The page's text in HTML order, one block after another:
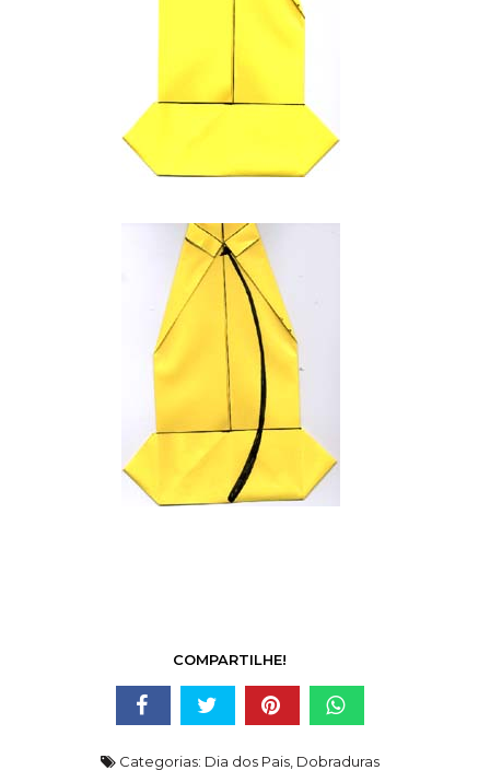
COMPARTILHE!
Categorias: Dia dos Pais, Dobraduras